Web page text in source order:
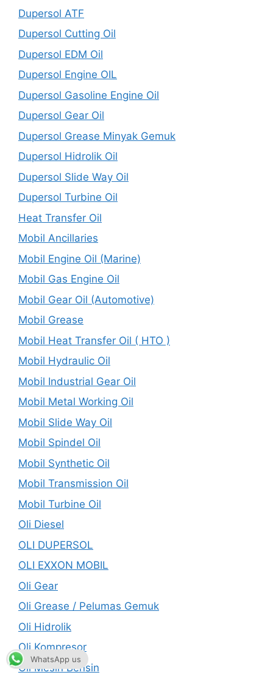
Dupersol ATF
Dupersol Cutting Oil
Dupersol EDM Oil
Dupersol Engine OIL
Dupersol Gasoline Engine Oil
Dupersol Gear Oil
Dupersol Grease Minyak Gemuk
Dupersol Hidrolik Oil
Dupersol Slide Way Oil
Dupersol Turbine Oil
Heat Transfer Oil
Mobil Ancillaries
Mobil Engine Oil (Marine)
Mobil Gas Engine Oil
Mobil Gear Oil (Automotive)
Mobil Grease
Mobil Heat Transfer Oil ( HTO )
Mobil Hydraulic Oil
Mobil Industrial Gear Oil
Mobil Metal Working Oil
Mobil Slide Way Oil
Mobil Spindel Oil
Mobil Synthetic Oil
Mobil Transmission Oil
Mobil Turbine Oil
Oli Diesel
OLI DUPERSOL
OLI EXXON MOBIL
Oli Gear
Oli Grease / Pelumas Gemuk
Oli Hidrolik
Oli Kompresor
Oli Mesin Bensin
WhatsApp us